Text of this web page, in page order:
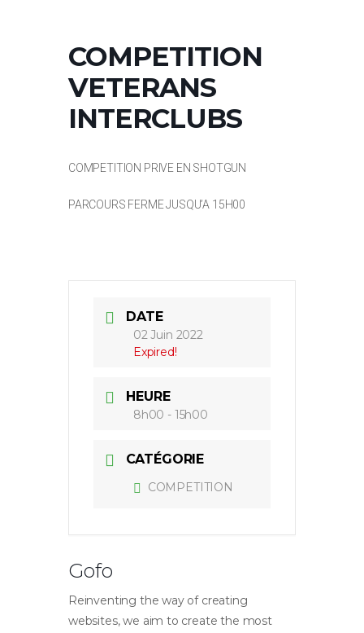
COMPETITION
VETERANS
INTERCLUBS
COMPETITION PRIVE EN SHOTGUN
PARCOURS FERME JUSQU’A 15H00
DATE
02 Juin 2022
Expired!
HEURE
8h00 - 15h00
CATÉGORIE
COMPETITION
Gofo
Reinventing the way of creating
websites, we aim to create the most